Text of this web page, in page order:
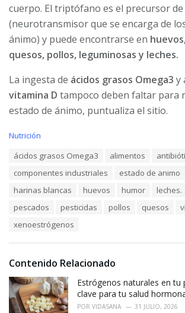
cuerpo. El triptófano es el precursor
(neurotransmisor que se encarga de
ánimo) y puede encontrarse en
quesos, pollos, leguminosas y leches.
La ingesta de ácidos grasos Omega3 y
vitamina D tampoco deben faltar para
estado de ánimo, puntualiza el sitio.
C
Nutrición
ácidos grasos Omega3 alimentos
componentes industriales
estado de animo
harinas blancas
huevos humor leches.
pescados
pesticidas pollos quesos
xenoestrógenos
Contenido Relacionado
Estrógenos naturales en tu
clave para tu salud
POR VIDASANA 31 JULIO, 2026